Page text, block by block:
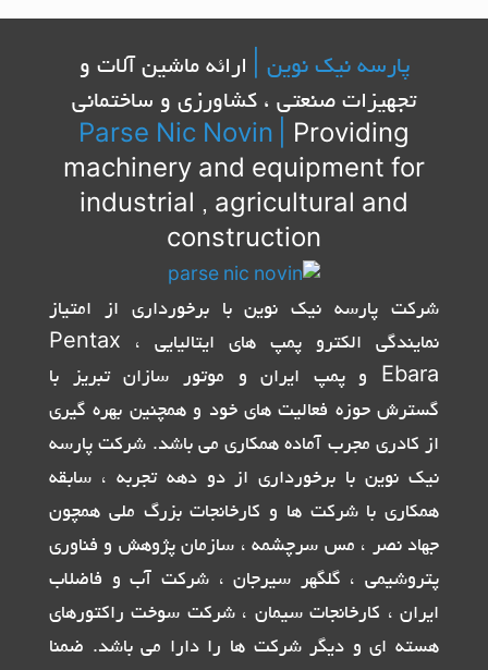
پارسه نیک نوین |
ارائه ماشین آلات و
تجهیزات صنعتی ، کشاورزی و ساختمانی
Parse Nic Novin
Providing
machinery and equipment for
industrial , agricultural and
construction
شرکت پارسه نیک نوین با برخورداری از امتیاز
نمایندگی الکترو پمپ های ایتالیایی Pentax ،
Ebara و پمپ ایران و موتور سازان تبریز با
گسترش حوزه فعالیت های خود و همچنین بهره گیری
از کادری مجرب آماده همکاری می باشد. شرکت پارسه
نیک نوین با برخورداری از دو دهه تجربه ، سابقه
همکاری با شرکت ها و کارخانجات بزرگ ملی همچون
جهاد نصر ، مس سرچشمه ، سازمان پژوهش و فناوری
پتروشیمی ، گلگهر سیرجان ، شرکت آب و فاضلاب
ایران ، کارخانجات سیمان ، شرکت سوخت راکتورهای
هسته ای و دیگر شرکت ها را دارا می باشد. ضمنا